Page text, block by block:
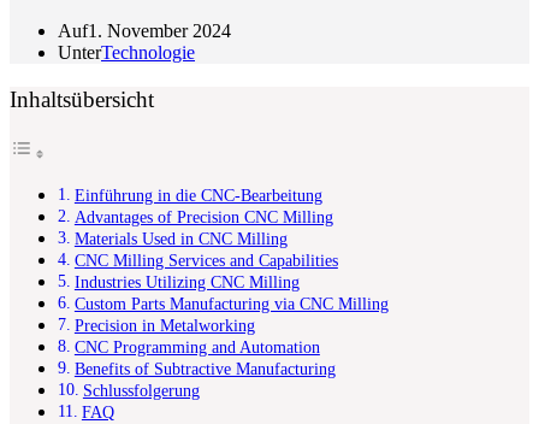
Auf1. November 2024
UnterTechnologie
Inhaltsübersicht
Einführung in die CNC-Bearbeitung
Advantages of Precision CNC Milling
Materials Used in CNC Milling
CNC Milling Services and Capabilities
Industries Utilizing CNC Milling
Custom Parts Manufacturing via CNC Milling
Precision in Metalworking
CNC Programming and Automation
Benefits of Subtractive Manufacturing
Schlussfolgerung
FAQ